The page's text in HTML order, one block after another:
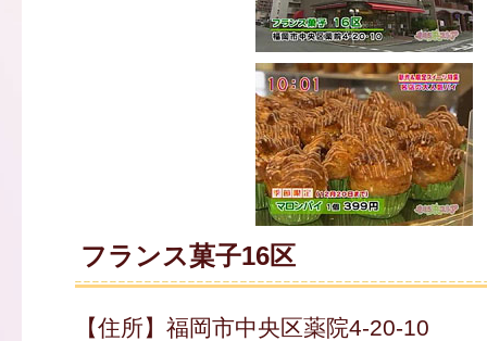
フランス菓子16区
【住所】福岡市中央区薬院4-20-10